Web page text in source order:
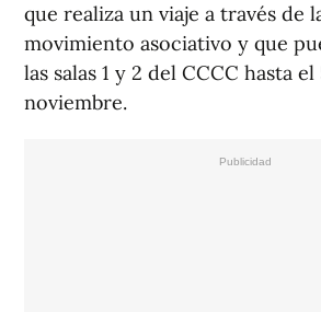
que realiza un viaje a través de
movimiento asociativo y que
las salas 1 y 2 del CCCC hasta el
noviembre.